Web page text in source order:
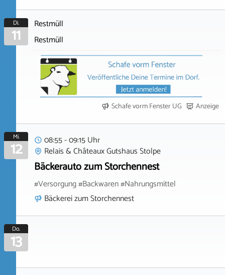
Di.
11
Restmüll
Restmüll
Schafe vorm Fenster UG Anzeige
Mi.
12
08:55 - 09:15 Uhr
Relais & Châteaux Gutshaus Stolpe
Bäckerauto zum Storchennest
#Versorgung #Backwaren #Nahrungsmittel
Bäckerei zum Storchennest
Do.
13